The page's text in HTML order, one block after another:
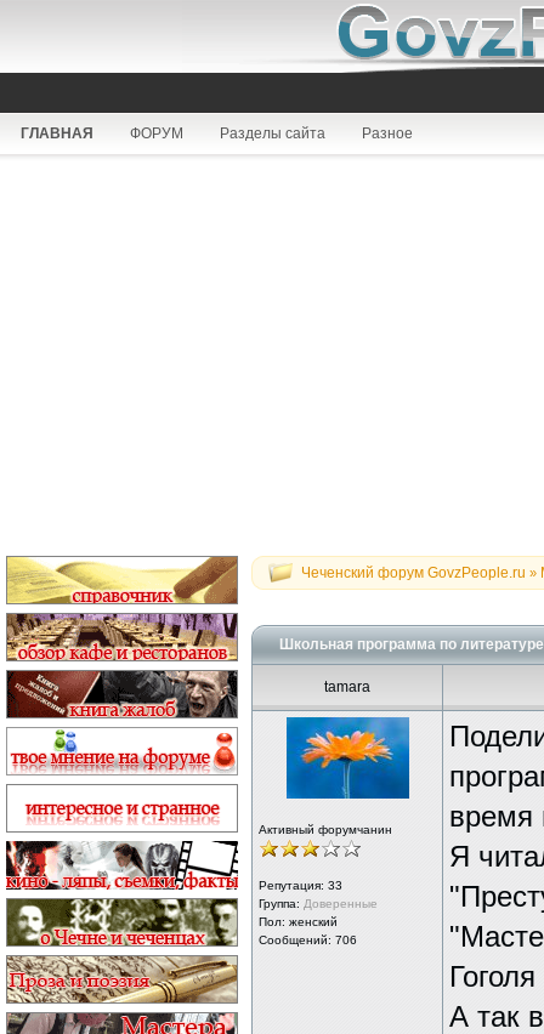
ГЛАВНАЯ ФОРУМ Разделы сайта Разное
Чеченский форум GovzPeople.ru »
Школьная программа по
tamara
Активный форумчанин
Репутация: 33
Группа: Доверенные
Пол: женский
Сообщений: 706
время
Я
А так